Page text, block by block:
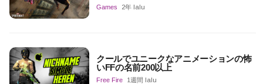
Games 2年 lalu
クールでユニークなアニメーションの怖
いFFの名前200以上
Free Fire 1週間 lalu